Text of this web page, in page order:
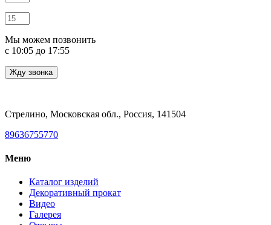
Мы можем позвонить
c 10:05 до 17:55
Стрелино, Московская обл., Россия, 141504
89636755770
Меню
Каталог изделий
Декоративный прокат
Видео
Галерея